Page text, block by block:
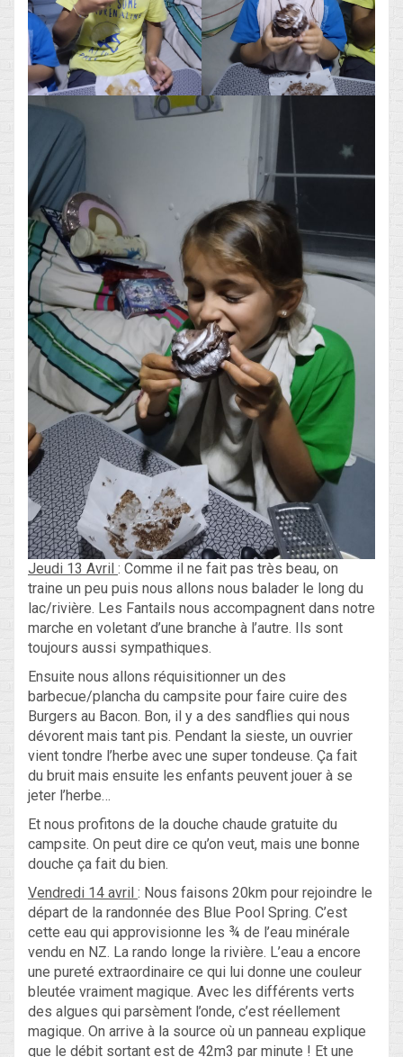
Jeudi 13 Avril : Comme il ne fait pas très beau, on
traine un peu puis nous allons nous balader le long du
lac/rivière. Les Fantails nous accompagnent dans notre
marche en voletant d’une branche à l’autre. Ils sont
toujours aussi sympathiques.
Ensuite nous allons réquisitionner un des
barbecue/plancha du campsite pour faire cuire des
Burgers au Bacon. Bon, il y a des sandflies qui nous
dévorent mais tant pis. Pendant la sieste, un ouvrier
vient tondre l’herbe avec une super tondeuse. Ça fait
du bruit mais ensuite les enfants peuvent jouer à se
jeter l’herbe…
Et nous profitons de la douche chaude gratuite du
campsite. On peut dire ce qu’on veut, mais une bonne
douche ça fait du bien.
Vendredi 14 avril : Nous faisons 20km pour rejoindre le
départ de la randonnée des Blue Pool Spring. C’est
cette eau qui approvisionne les ¾ de l’eau minérale
vendu en NZ. La rando longe la rivière. L’eau a encore
une pureté extraordinaire ce qui lui donne une couleur
bleutée vraiment magique. Avec les différents verts
des algues qui parsèment l’onde, c’est réellement
magique. On arrive à la source où un panneau explique
que le débit sortant est de 42m3 par minute ! Et une